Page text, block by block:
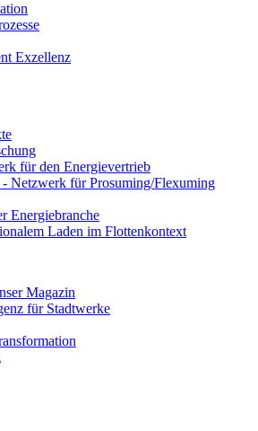
Exzellenz
für den Energievertrieb
Netzwerk für Prosuming/Flexuming
Energiebranche
Laden im Flottenkontext
Magazin
für Stadtwerke